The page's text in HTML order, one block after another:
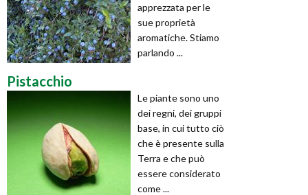
apprezzata per le
sue proprietà
aromatiche. Stiamo
parlando ...
Pistacchio
Le piante sono uno
dei regni, dei gruppi
base, in cui tutto ciò
che è presente sulla
Terra e che può
essere considerato
come ...